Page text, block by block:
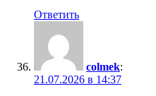
Ответить
colmek:
21.07.2026 в 14:37